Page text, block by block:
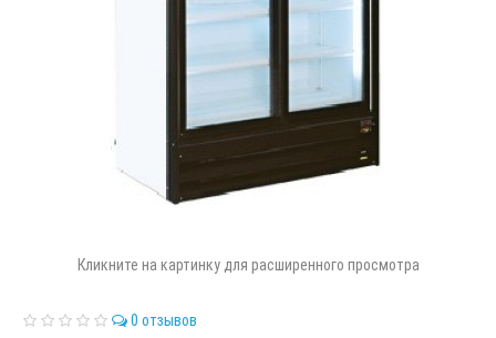
Кликните на картинку для расширенного просмотра
0 отзывов